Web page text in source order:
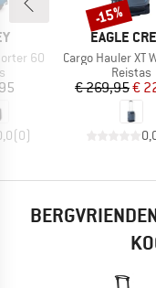
60
(0)
MERK
EAGLE
Artikel
Cargo Hauler XT Wheeled Duffel
Reistas
€ 269,95€
Korting
-15%